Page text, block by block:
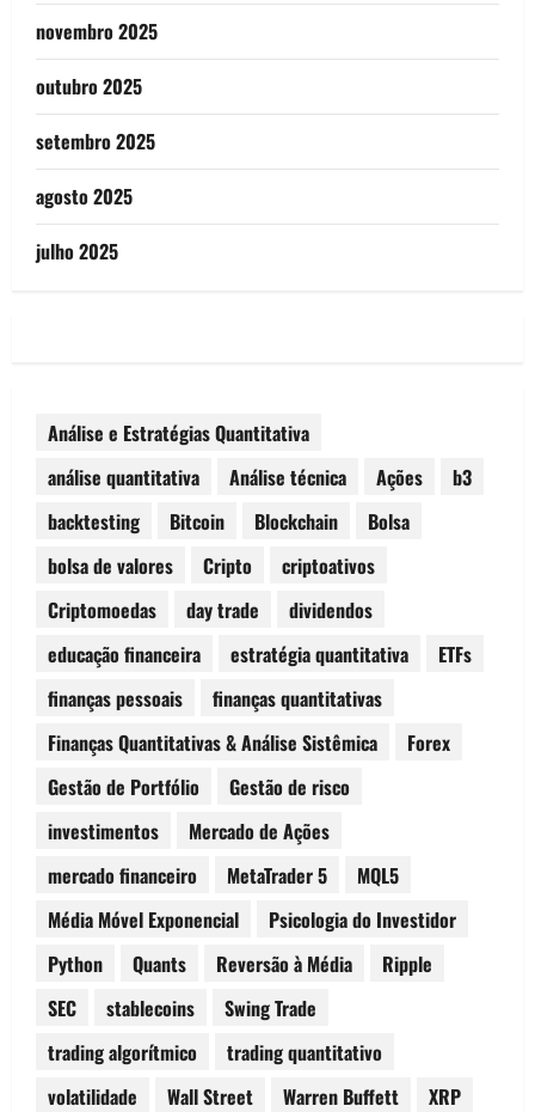
novembro 2025
outubro 2025
setembro 2025
agosto 2025
julho 2025
Análise e Estratégias Quantitativa
análise quantitativa
Análise técnica Ações
b3
backtesting
Bitcoin Blockchain
Bolsa
bolsa de valores
Cripto
criptoativos
Criptomoedas
day trade
dividendos
educação financeira
estratégia quantitativa
ETFs
finanças pessoais
finanças quantitativas
Finanças Quantitativas & Análise Sistêmica
Forex
Gestão de Portfólio
Gestão de risco
investimentos
Mercado de Ações
mercado financeiro
MetaTrader 5
MQL5
Média Móvel Exponencial
Psicologia do Investidor
Python
Quants Reversão à Média
Ripple
SEC
stablecoins
Swing Trade
trading algorítmico
trading quantitativo
volatilidade
Wall Street Warren Buffett
XRP